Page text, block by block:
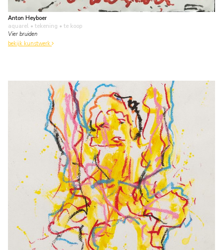
Anton Heyboer
aquarel • tekening • te koop
Vier bruiden
bekijk kunstwerk